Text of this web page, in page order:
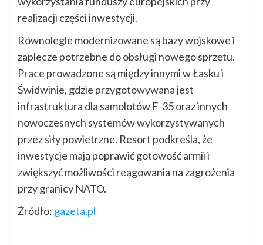
realizacji części inwestycji.
Równolegle modernizowane są bazy wojskowe i
zaplecze potrzebne do obsługi nowego sprzętu.
Prace prowadzone są między innymi w Łasku i
Świdwinie, gdzie przygotowywana jest
infrastruktura dla samolotów F-35 oraz innych
nowoczesnych systemów wykorzystywanych
przez siły powietrzne. Resort podkreśla, że
inwestycje mają poprawić gotowość armii i
zwiększyć możliwości reagowania na zagrożenia
przy granicy NATO.
Źródło: gazeta.pl